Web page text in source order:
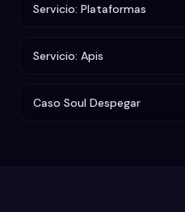
Servicio: Plataformas
Servicio: Apis
Caso Soul Despegar